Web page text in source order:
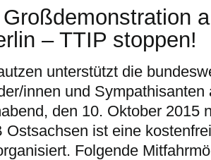
– TTIP stoppen!
unterstützt die
innen und
den 10. Oktober 2015
Ostsachsen ist eine
Folgende